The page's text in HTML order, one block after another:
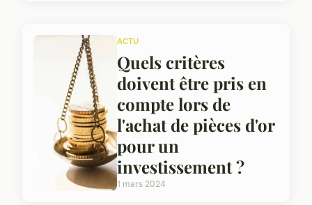
ACTU
Quels critères
doivent être pris en
compte lors de
l'achat de pièces d'or
pour un
investissement ?
1 mars 2024